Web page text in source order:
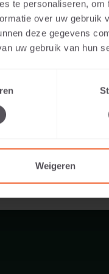
te personaliseren,
over uw gebruik
deze gegevens
uw gebruik van hun
Weigeren